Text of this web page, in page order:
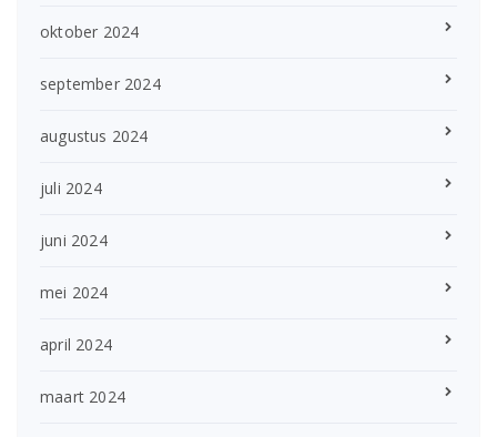
oktober 2024
september 2024
augustus 2024
juli 2024
juni 2024
mei 2024
april 2024
maart 2024